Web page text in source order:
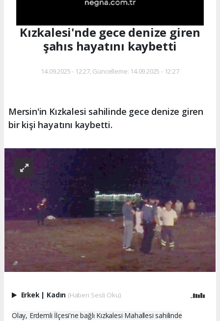
Kızkalesi'nde gece denize giren
şahıs hayatını kaybetti
14.09.2025 - 12:27, Güncelleme: 14.09.2025 - 12:27
Mersin'in Kızkalesi sahilinde gece denize giren
bir kişi hayatını kaybetti.
Erkek Kadın (Haberi Sesli Oku)
Olay, Erdemli İlçesi'ne bağlı Kızkalesi Mahallesi sahilinde